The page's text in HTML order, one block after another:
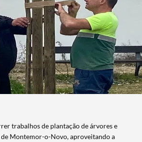
trabalhos de plantação de árvores e
Montemor-o-Novo, aproveitando a